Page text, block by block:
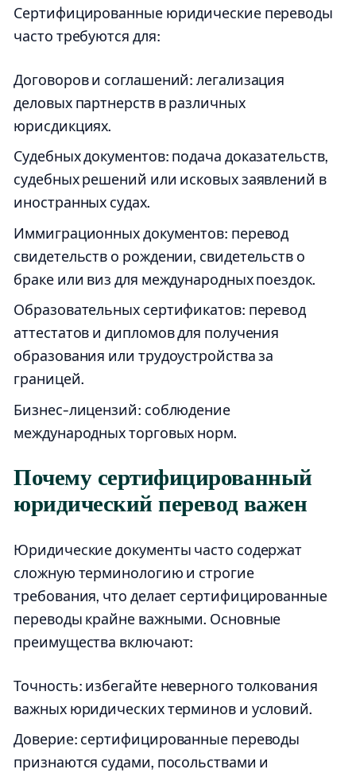
Сертифицированные юридические переводы
часто требуются для:
Договоров и соглашений: легализация
деловых партнерств в различных
юрисдикциях.
Судебных документов: подача доказательств,
судебных решений или исковых заявлений в
иностранных судах.
Иммиграционных документов: перевод
свидетельств о рождении, свидетельств о
браке или виз для международных поездок.
Образовательных сертификатов: перевод
аттестатов и дипломов для получения
образования или трудоустройства за
границей.
Бизнес-лицензий: соблюдение
международных торговых норм.
Почему сертифицированный
юридический перевод важен
Юридические документы часто содержат
сложную терминологию и строгие
требования, что делает сертифицированные
переводы крайне важными. Основные
преимущества включают:
Точность: избегайте неверного толкования
важных юридических терминов и условий.
Доверие: сертифицированные переводы
признаются судами, посольствами и